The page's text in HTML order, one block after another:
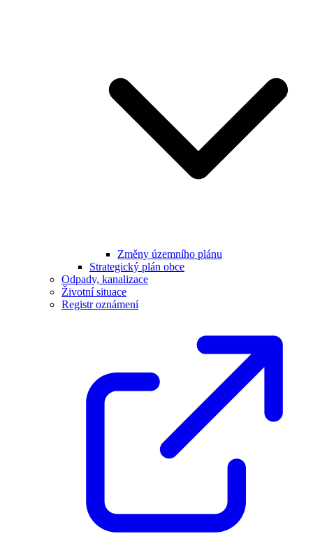
Změny územního plánu
Strategický plán obce
Odpady, kanalizace
Životní situace
Registr oznámení